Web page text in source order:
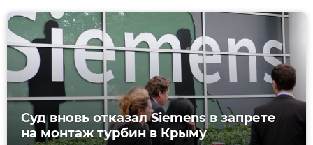
Суд вновь отказал Siemens в запрете
на монтаж турбин в Крыму